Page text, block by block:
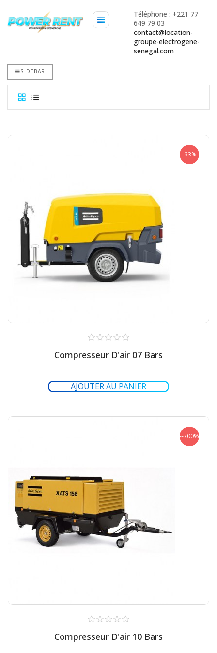
Téléphone : +221 77
649 79 03
contact@location-
groupe-electrogene-
senegal.com
SIDEBAR
-33%
Compresseur D'air 07 Bars
--700%
Compresseur D'air 10 Bars